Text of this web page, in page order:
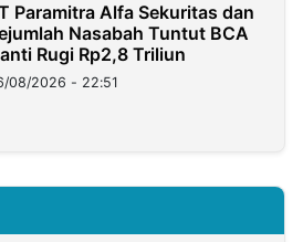
Paramitra Alfa Sekuritas dan
Nasabah Tuntut BCA
Rugi Rp2,8 Triliun
08/2026 - 22:51